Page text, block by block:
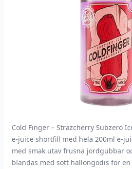
Cold Finger – Strazcherry Subzero
e-juice shortfill med hela 200ml e-
med smak utav frusna jordgubbar
blandas med sött hallongodis för